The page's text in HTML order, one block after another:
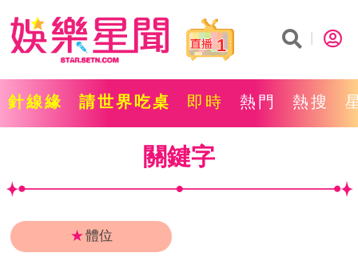
1
針線緣 請世界吃桌 即時 熱門 熱搜
關鍵字
★體位